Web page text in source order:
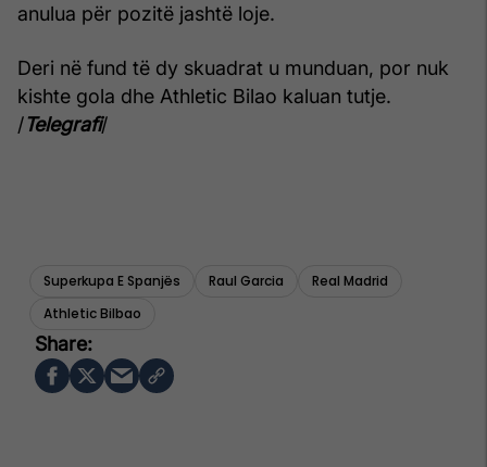
anulua për pozitë jashtë loje.
Deri në fund të dy skuadrat u munduan, por nuk
kishte gola dhe Athletic Bilao kaluan tutje.
/Telegrafi/
Superkupa E Spanjës Raul Garcia
Real Madrid
Athletic Bilbao